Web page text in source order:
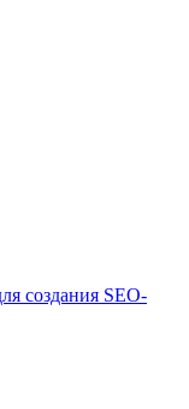
создания SEO-